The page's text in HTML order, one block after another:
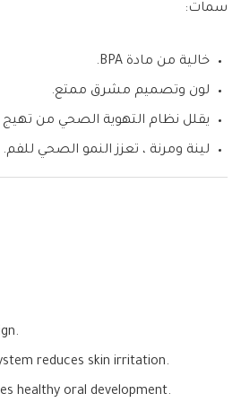
سمات:
خالية من مادة BPA.
لون وتصميم مشرق ممتع.
يقلل نظام التهوية الصحي من تهيج
لينة ومرنة ، تعزز النمو الصحي للفم.
reduces skin irritation.
healthy oral development.